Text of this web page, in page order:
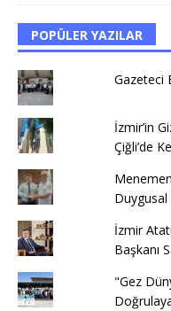
POPÜLER YAZILAR
Gazeteci
İzmir’in
Çiğli’de
Duygusal
İzmir
Başkanı
"Gez